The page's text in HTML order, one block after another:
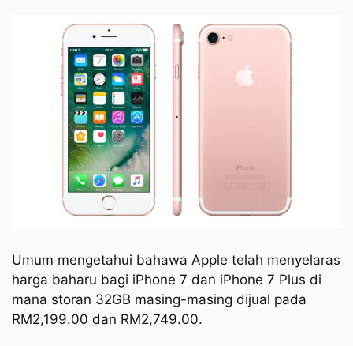
Umum mengetahui bahawa Apple telah menyelaras
harga baharu bagi iPhone 7 dan iPhone 7 Plus di
mana storan 32GB masing-masing dijual pada
RM2,199.00 dan RM2,749.00.